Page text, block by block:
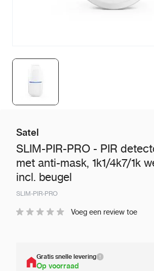
Satel
SLIM-PIR-PRO - PIR
met anti-mask, 1k1/4k7/1k
incl. beugel
SLIM-PIR-PRO
Voeg een review toe
Gratis snelle levering
Op voorraad